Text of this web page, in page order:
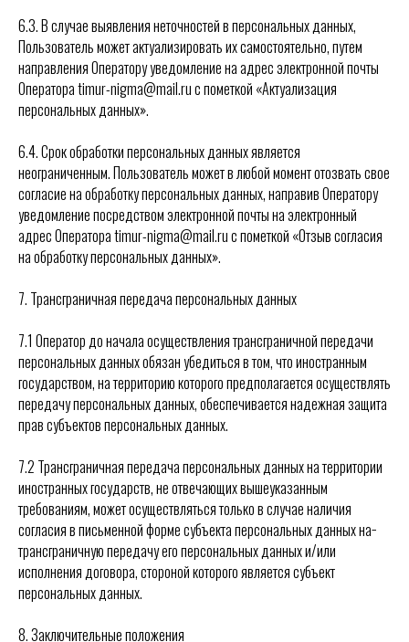
6.3. В случае выявления неточностей в персональных данных,
Пользователь может актуализировать их самостоятельно, путем
направления Оператору уведомление на адрес электронной почты
Оператора timur-nigma@mail.ru с пометкой «Актуализация
персональных данных».
6.4. Срок обработки персональных данных является
неограниченным. Пользователь может в любой момент отозвать свое
согласие на обработку персональных данных, направив Оператору
уведомление посредством электронной почты на электронный
адрес Оператора timur-nigma@mail.ru с пометкой «Отзыв согласия
на обработку персональных данных».
7. Трансграничная передача персональных данных
7.1 Оператор до начала осуществления трансграничной передачи
персональных данных обязан убедиться в том, что иностранным
государством, на территорию которого предполагается осуществлять
передачу персональных данных, обеспечивается надежная защита
прав субъектов персональных данных.
7.2 Трансграничная передача персональных данных на территории
иностранных государств, не отвечающих вышеуказанным
требованиям, может осуществляться только в случае наличия
согласия в письменной форме субъекта персональных данных на−
трансграничную передачу его персональных данных и/или
исполнения договора, стороной которого является субъект
персональных данных.
8. Заключительные положения